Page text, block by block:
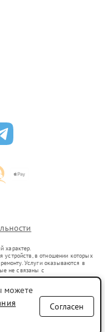
характер.
устройств, в отношении которых
Услуги оказываются в
не связаны с
оборот в соответствии
услуг или введения
предоставляемых услугах по
офертой, определяемой
можете
Согласен